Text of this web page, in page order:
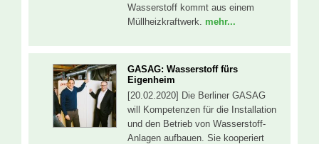
Wasserstoff kommt aus einem
Müllheizkraftwerk. mehr...
GASAG: Wasserstoff fürs
Eigenheim
[20.02.2020] Die Berliner GASAG
will Kompetenzen für die Installation
und den Betrieb von Wasserstoff-
Anlagen aufbauen. Sie kooperiert